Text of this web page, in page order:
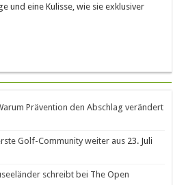
und eine Kulisse, wie sie exklusiver
Prävention den Abschlag verändert
Golf-Community weiter aus 23. Juli
schreibt bei The Open